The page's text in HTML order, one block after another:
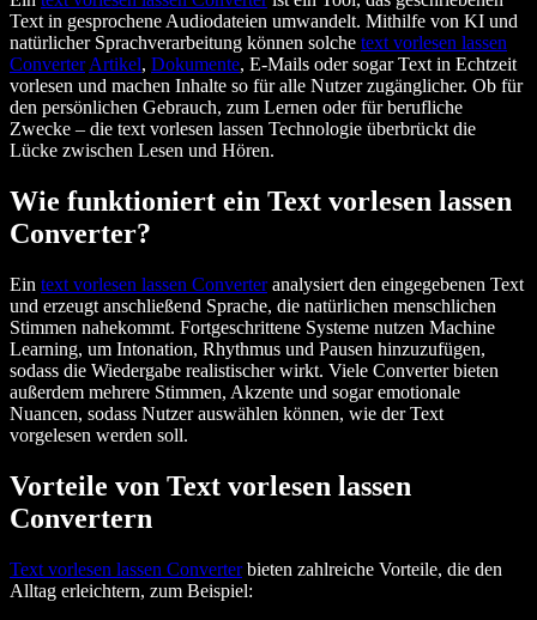
Text in gesprochene Audiodateien umwandelt. Mithilfe von KI und
natürlicher Sprachverarbeitung können solche text vorlesen lassen
ConverterArtikel, Dokumente, E‑Mails oder sogar Text in Echtzeit
vorlesen und machen Inhalte so für alle Nutzer zugänglicher. Ob für
den persönlichen Gebrauch, zum Lernen oder für berufliche
Zwecke – die text vorlesen lassen Technologie überbrückt die
Lücke zwischen Lesen und Hören.
Wie funktioniert ein Text vorlesen lassen
Converter?
Ein text vorlesen lassen Converteranalysiert den eingegebenen Text
und erzeugt anschließend Sprache, die natürlichen menschlichen
Stimmen nahekommt. Fortgeschrittene Systeme nutzen Machine
Learning, um Intonation, Rhythmus und Pausen hinzuzufügen,
sodass die Wiedergabe realistischer wirkt. Viele Converter bieten
außerdem mehrere Stimmen, Akzente und sogar emotionale
Nuancen, sodass Nutzer auswählen können, wie der Text
vorgelesen werden soll.
Vorteile von Text vorlesen lassen
Convertern
Text vorlesen lassen Converterbieten zahlreiche Vorteile, die den
Alltag erleichtern, zum Beispiel: